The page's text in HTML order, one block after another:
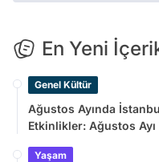
En Yeni
Genel Kültür
Ağustos Ayında
Etkinlikler: Ağustos
Yaşam